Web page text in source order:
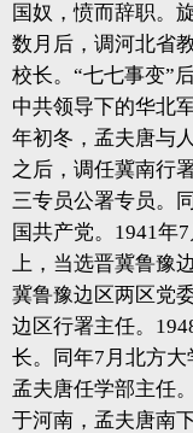
国奴，愤而辞职。
数月后，调河北省
校长。“七七事变”
中共领导下的华北
年初冬，孟夫唐与
之后，调任冀南行
三专员公署专员。
国共产党。1941年
上，当选晋冀鲁豫
冀鲁豫边区两区党
边区行署主任。
长。同年7月北方大
孟夫唐任学部主任
于河南，孟夫唐南